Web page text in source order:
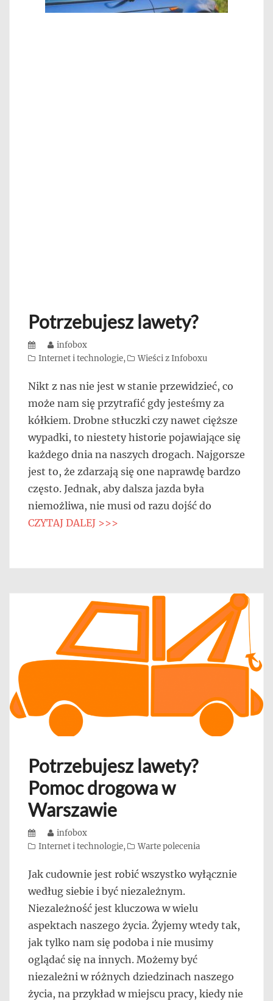
Potrzebujesz lawety?
Posted
on
Author
infobox
Categories
Internet i technologie, Wieści z Infoboxu
Nikt z nas nie jest w stanie przewidzieć, co
może nam się przytrafić gdy jesteśmy za
kółkiem. Drobne stłuczki czy nawet cięższe
wypadki, to niestety historie pojawiające się
każdego dnia na naszych drogach. Najgorsze
jest to, że zdarzają się one naprawdę bardzo
często. Jednak, aby dalsza jazda była
niemożliwa, nie musi od razu dojść do
CZYTAJ DALEJ >>>
Potrzebujesz lawety?
Pomoc drogowa w
Warszawie
Posted
on
Author
infobox
Categories
Internet i technologie, Warte polecenia
Jak cudownie jest robić wszystko wyłącznie
według siebie i być niezależnym.
Niezależność jest kluczowa w wielu
aspektach naszego życia. Żyjemy wtedy tak,
jak tylko nam się podoba i nie musimy
oglądać się na innych. Możemy być
niezależni w różnych dziedzinach naszego
życia, na przykład w miejscu pracy, kiedy nie